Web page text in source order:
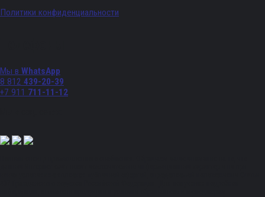
Политики конфиденциальности
Мы в WhatsApp
8 812 439-20-39
+7 911 711-11-12